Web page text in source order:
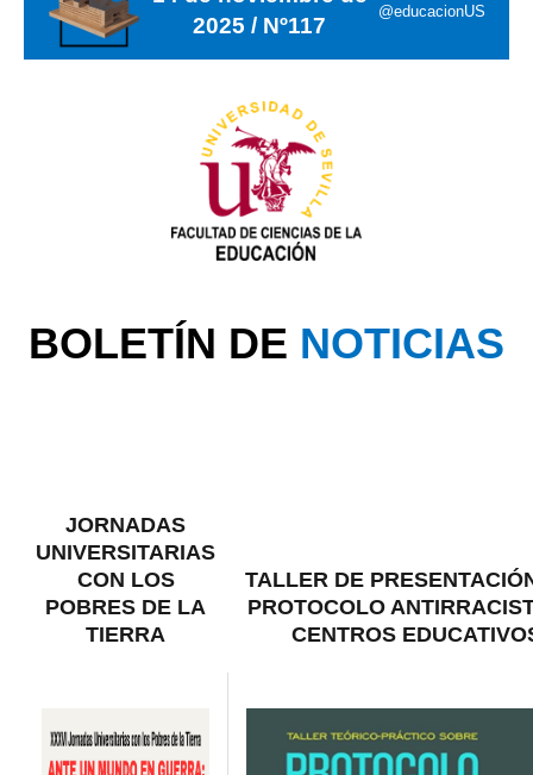
2025 / Nº117
@educacionUS
BOLETÍN DE NOTICIAS
JORNADAS
UNIVERSITARIAS
CON LOS
POBRES DE LA
TIERRA
TALLER DE
PROTOCOLO
CENTROS